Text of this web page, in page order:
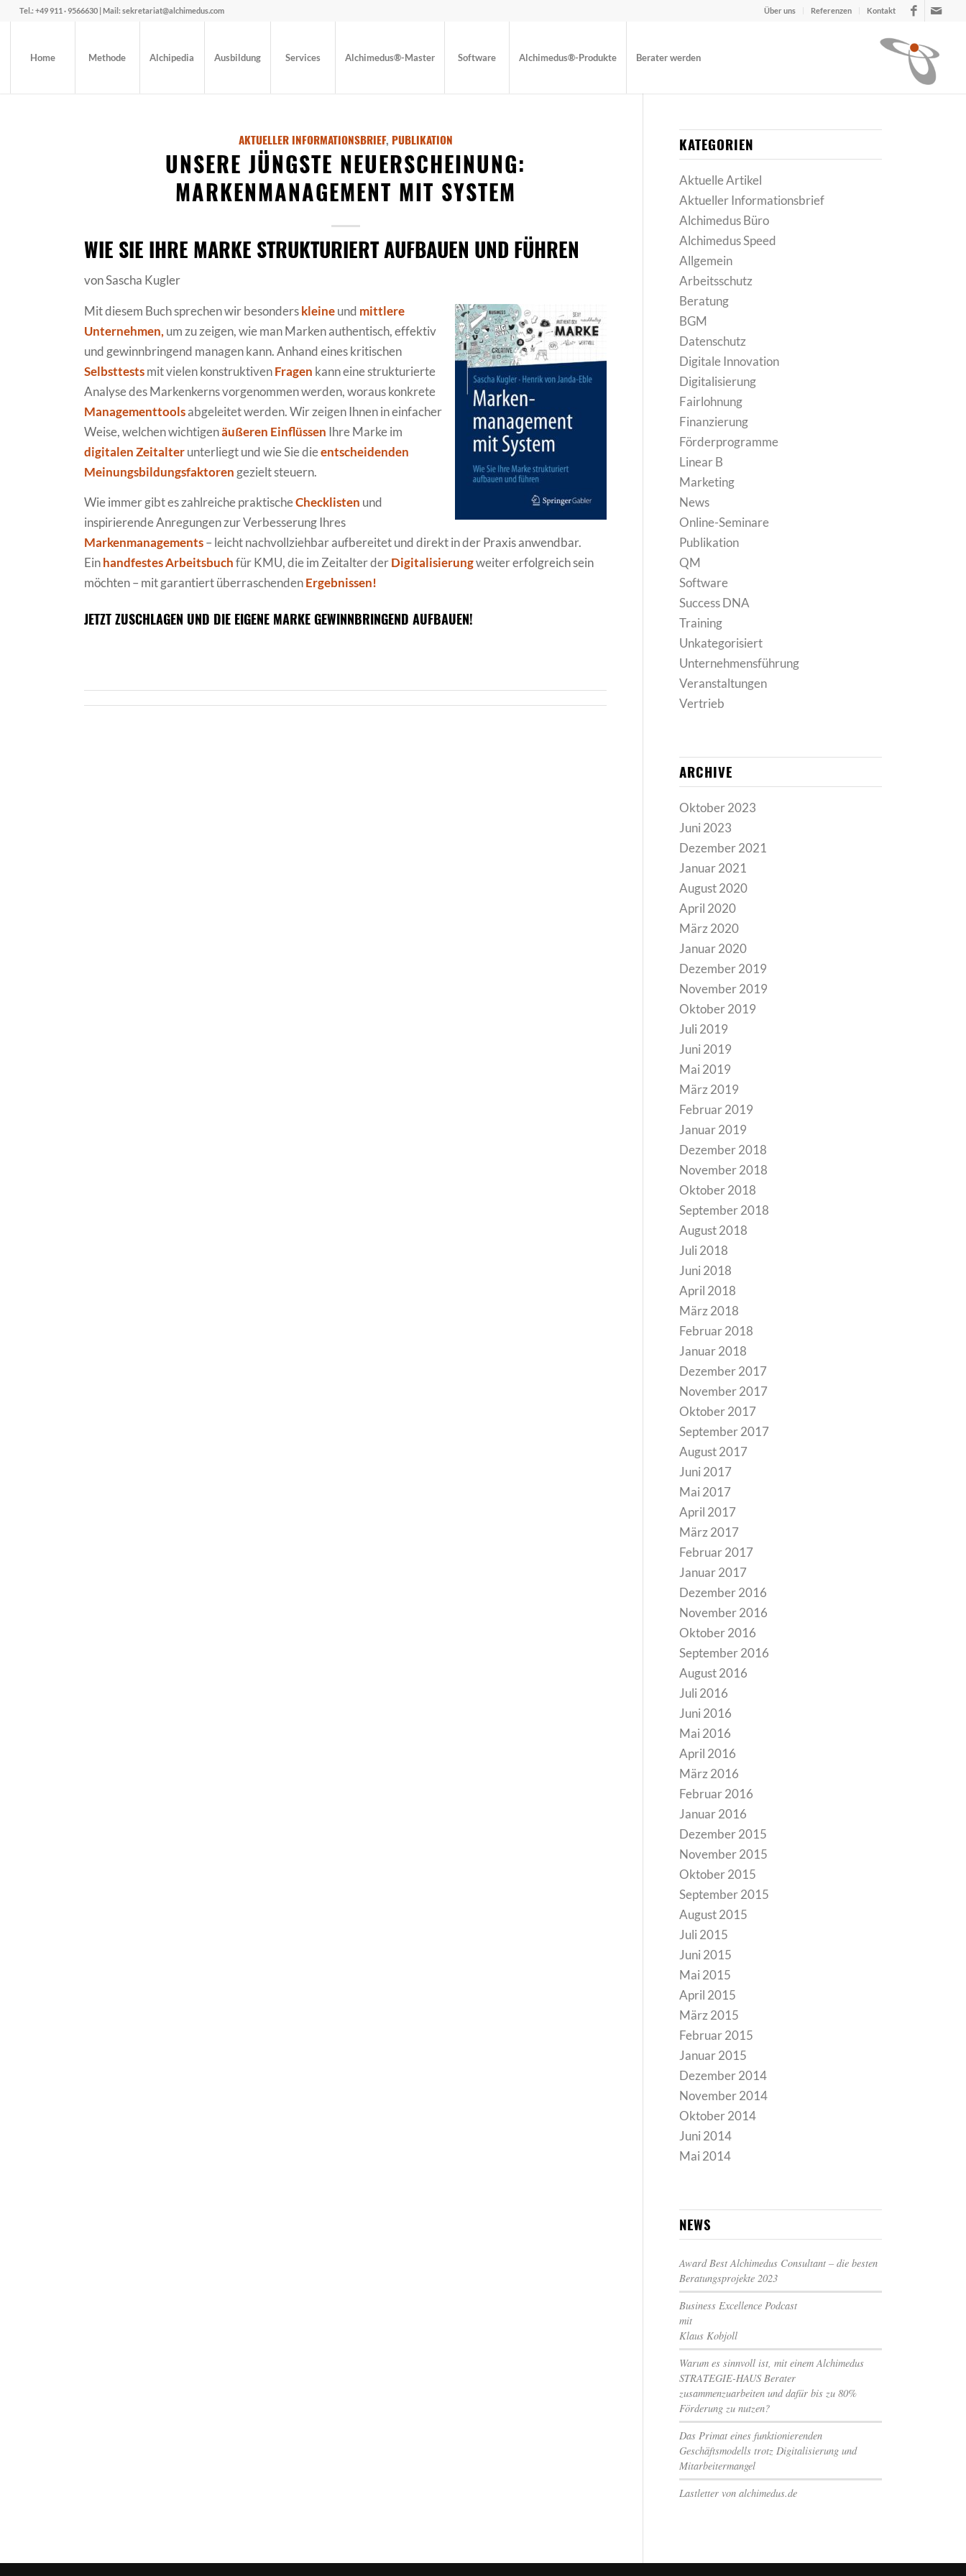
Über uns Referenzen Kontakt
Tel.: +49 911 · 9566630 | Mail: sekretariat@alchimedus.com
Home Methode Alchipedia Ausbildung Services Alchimedus®-Master Software Alchimedus®-Produkte Berater werden
AKTUELLER INFORMATIONSBRIEF, PUBLIKATION
UNSERE JÜNGSTE NEUERSCHEINUNG:
MARKENMANAGEMENT MIT SYSTEM
WIE SIE IHRE MARKE STRUKTURIERT AUFBAUEN UND FÜHREN
von Sascha Kugler
Mit diesem Buch sprechen wir besonderskleineund mittlere
Unternehmen, um zu zeigen, wie man Marken authentisch, effektiv
und gewinnbringend managen kann. Anhand eines kritischen
Selbsttestsmit vielen konstruktivenFragen kann eine strukturierte
Analyse des Markenkerns vorgenommen werden, woraus konkrete
Managementtoolsabgeleitet werden. Wir zeigen Ihnen in einfacher
Weise, welchen wichtigenäußeren Einflüssen Ihre Marke im
digitalen Zeitalterunterliegt und wie Sie dieentscheidenden
Meinungsbildungsfaktoren gezielt steuern.
Wie immer gibt es zahlreiche praktischeChecklisten und
inspirierende Anregungen zur Verbesserung Ihres
Markenmanagements– leicht nachvollziehbar aufbereitet und direkt in der Praxis anwendbar.
Einhandfestes Arbeitsbuchfür KMU, die im Zeitalter derDigitalisierungweiter erfolgreich sein
möchten – mit garantiert überraschendenErgebnissen!
JETZT ZUSCHLAGEN UND DIE EIGENE MARKE GEWINNBRINGEND AUFBAUEN!
KATEGORIEN
Aktuelle Artikel
Aktueller Informationsbrief
Alchimedus Büro
Alchimedus Speed
Allgemein
Arbeitsschutz
Beratung
BGM
Datenschutz
Digitale Innovation
Digitalisierung
Fairlohnung
Finanzierung
Förderprogramme
Linear B
Marketing
News
Online-Seminare
Publikation
QM
Software
Success DNA
Training
Unkategorisiert
Unternehmensführung
Veranstaltungen
Vertrieb
ARCHIVE
Oktober 2023
Juni 2023
Dezember 2021
Januar 2021
August 2020
April 2020
März 2020
Januar 2020
Dezember 2019
November 2019
Oktober 2019
Juli 2019
Juni 2019
Mai 2019
März 2019
Februar 2019
Januar 2019
Dezember 2018
November 2018
Oktober 2018
September 2018
August 2018
Juli 2018
Juni 2018
April 2018
März 2018
Februar 2018
Januar 2018
Dezember 2017
November 2017
Oktober 2017
September 2017
August 2017
Juni 2017
Mai 2017
April 2017
März 2017
Februar 2017
Januar 2017
Dezember 2016
November 2016
Oktober 2016
September 2016
August 2016
Juli 2016
Juni 2016
Mai 2016
April 2016
März 2016
Februar 2016
Januar 2016
Dezember 2015
November 2015
Oktober 2015
September 2015
August 2015
Juli 2015
Juni 2015
Mai 2015
April 2015
März 2015
Februar 2015
Januar 2015
Dezember 2014
November 2014
Oktober 2014
Juni 2014
Mai 2014
NEWS
Award Best Alchimedus Consultant – die besten
Beratungsprojekte 2023
Business Excellence Podcast
mit
Klaus Kobjoll
Warum es sinnvoll ist, mit einem Alchimedus
STRATEGIE-HAUS Berater
zusammenzuarbeiten und dafür bis zu 80%
Förderung zu nutzen?
Das Primat eines funktionierenden
Geschäftsmodells trotz Digitalisierung und
Mitarbeitermangel
Lastletter von alchimedus.de